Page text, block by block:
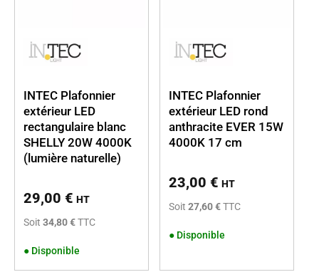
INTEC Plafonnier
extérieur LED
rectangulaire blanc
SHELLY 20W 4000K
(lumière naturelle)
29,00 € HT
Soit 34,80 €TTC
● Disponible
INTEC Plafonnier
extérieur LED rond
anthracite EVER 15W
4000K 17 cm
23,00 € HT
Soit 27,60 €TTC
● Disponible